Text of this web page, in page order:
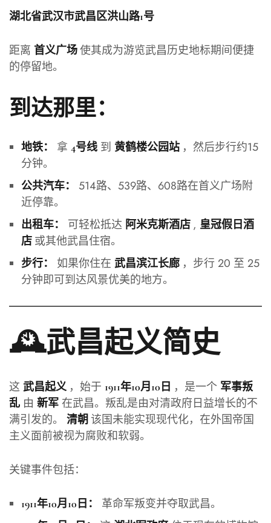
湖北省武汉市武昌区洪山路1号
距离 首义广场使其成为游览武昌历史地标期间便捷
的停留地。
到达那里：
地铁： 拿 4号线到 黄鹤楼公园站 ，然后步行约15
分钟。
公共汽车：
514路、539路、608路在首义广场附
近停靠。
出租车： 可轻松抵达 阿米克斯酒店 , 皇冠假日酒
店 或其他武昌住宿。
步行： 如果你住在 武昌滨江长廊 ，步行 20 至 25
分钟即可到达风景优美的地方。
🕰️武昌起义简史
这 武昌起义 ，始于 1911年10月10日 ，是一个 军事叛
乱 由 新军 在武昌。叛乱是由对清政府日益增长的不
满引发的。 清朝 该国未能实现现代化，在外国帝国
主义面前被视为腐败和软弱。
关键事件包括：
1911年10月10日： 革命军叛变并夺取武昌。